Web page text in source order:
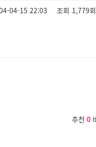
04-15 22:03 조회 1,779회
추천0